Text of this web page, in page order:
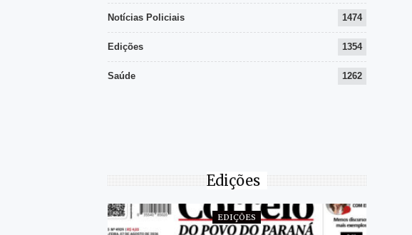
Notícias Policiais 1474
Edições 1354
Saúde 1262
Edições
EDIÇÕES